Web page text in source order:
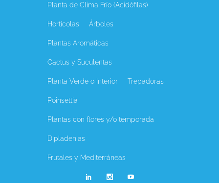
Planta de Clima Frío (Acidófilas)
Hortícolas Árboles
Plantas Aromáticas
Cactus y Suculentas
Planta Verde o Interior Trepadoras
Poinsettia
Plantas con flores y/o temporada
Dipladenias
Frutales y Mediterráneas